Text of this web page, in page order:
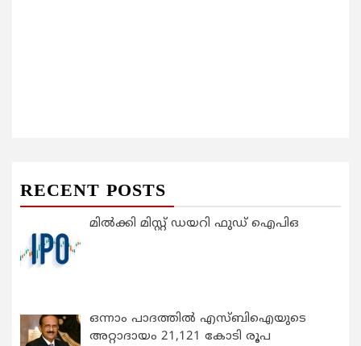
RECENT POSTS
മിൽക്കി മിസ്റ്റ് ഡയറി ഫുഡ് ഐപിഒ
ഒന്നാം പാദത്തിൽ എസ്ബിഐയുടെ
അറ്റാദായം 21,121 കോടി രൂപ